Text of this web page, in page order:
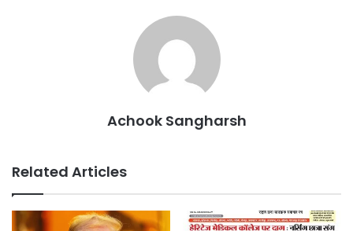
Achook Sangharsh
Related Articles